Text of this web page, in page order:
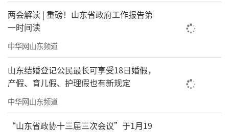
希望各校继续奋发努力，坚定落实“立德
树人”这一教育根本任务，秉承“专业、尊
重、协作、卓越”的核心价值观，紧紧围
绕“创新赋能巩固提高”的年度目标，积极调
动广大教职员工的工作热情，将学校各方面工
两会解读 | 重磅！山东省政府工作报告第
一时间读
中华网山东频道
山东结婚登记公民最长可享受18日婚假，
产假、育儿假、护理假也有新规定
中华网山东频道
“山东省政协十三届三次会议”于1月19